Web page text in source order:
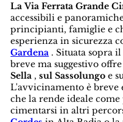
La Via Ferrata Grande
accessibili e
principianti, famiglie e
esperienza in sicurezza
Gardena . Situata sopra
breve ma suggestivo
Sella ,sul Sassolungo e
L'avvicinamento è breve
che la rende ideale
cimentarsi in altri